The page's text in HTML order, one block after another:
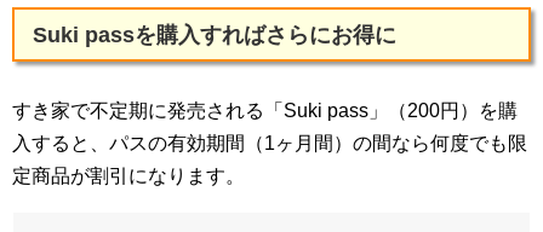
Suki passを購入すればさらにお得に
すき家で不定期に発売される「Suki pass」（200円）を購
入すると、パスの有効期間（1ヶ月間）の間なら何度でも限
定商品が割引になります。